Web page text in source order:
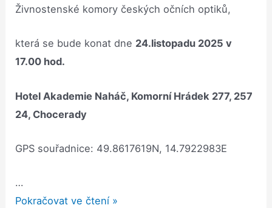
Živnostenské komory českých očních optiků,
která se bude konat dne 24.listopadu 2025 v
17.00 hod.
Hotel Akademie Naháč, Komorní Hrádek 277, 257
24, Chocerady
GPS souřadnice: 49.8617619N, 14.7922983E
…
Pozvánka
Pokračovat ve čtení »